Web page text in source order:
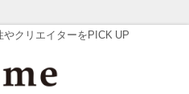
クリエイターをPICK UP